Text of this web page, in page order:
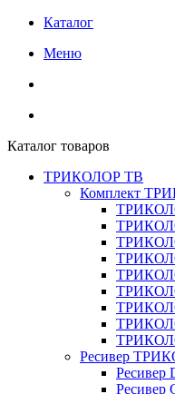
Каталог
Меню
Каталог товаров
ТРИКОЛОР ТВ
Комплект
Ресивер
Ресивер
Ресивер